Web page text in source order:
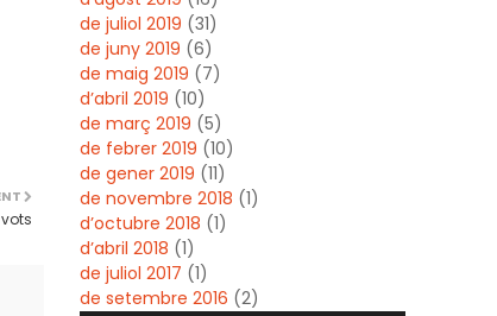
de juliol 2019 (31)
de juny 2019 (6)
de maig 2019 (7)
d’abril 2019 (10)
de març 2019 (5)
de febrer 2019 (10)
de gener 2019 (11)
de novembre 2018 (1)
d’octubre 2018 (1)
d’abril 2018 (1)
de juliol 2017 (1)
de setembre 2016 (2)